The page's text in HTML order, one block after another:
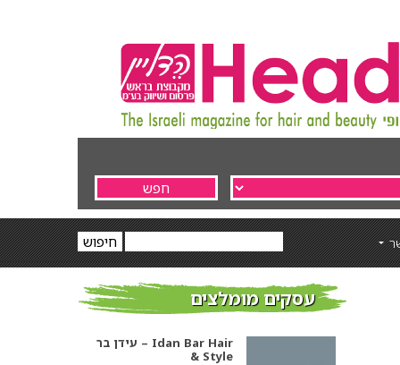
עסקים מומלצים
עידן בר – Idan Bar Hair
& Style